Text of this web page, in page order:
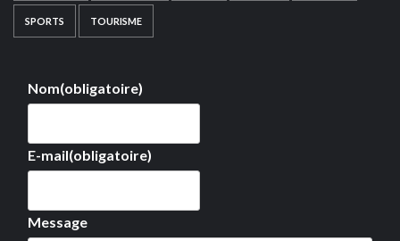
SPORTS TOURISME
Nom(obligatoire)
E-mail(obligatoire)
Message